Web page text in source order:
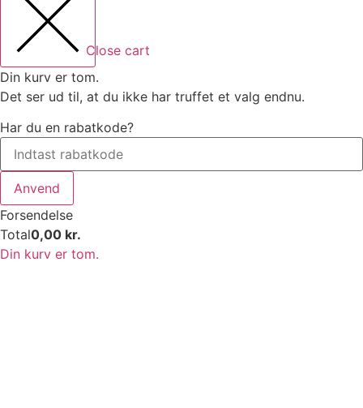
Close cart
Din kurv er tom.
Det ser ud til, at du ikke har truffet et valg endnu.
Har du en rabatkode?
Anvend
Forsendelse
Total0,00 kr.
Din kurv er tom.